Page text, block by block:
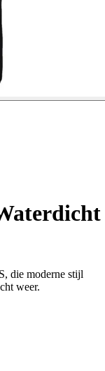
die moderne stijl
weer.